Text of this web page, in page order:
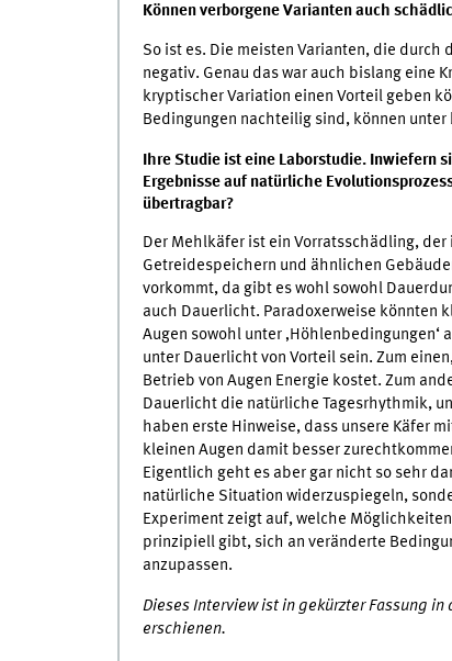
Können verborgene Varianten auch
So ist es. Die meisten Varianten, die
negativ. Genau das war auch bislang eine
kryptischer Variation einen Vorteil geben
Bedingungen nachteilig sind, können
Ihre Studie ist eine Laborstudie. Inwiefern
Ergebnisse auf natürliche
übertragbar?
Der Mehlkäfer ist ein Vorratsschädling, der
Getreidespeichern und ähnlichen
vorkommt, da gibt es wohl sowohl
auch Dauerlicht. Paradoxerweise könnten
Augen sowohl unter ‚Höhlenbedingungen‘
unter Dauerlicht von Vorteil sein. Zum
Betrieb von Augen Energie kostet. Zum
Dauerlicht die natürliche Tagesrhythmik,
haben erste Hinweise, dass unsere Käfer
kleinen Augen damit besser
Eigentlich geht es aber gar nicht so sehr
natürliche Situation widerzuspiegeln,
Experiment zeigt auf, welche
prinzipiell gibt, sich an veränderte
anzupassen.
Dieses Interview ist in gekürzter Fassung
erschienen.